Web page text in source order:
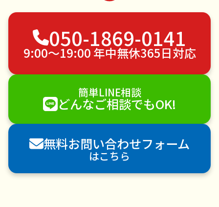
謝罪代行
不用品回収
ゴミ屋敷片付け
植木の剪定
植木の伐採
手すり取り付け
エアコンクリーニング
DIY・日曜大工
ハウスクリーニング
雪かき・雪下ろし
電球交換
襖（ふすま）の張替え
空き家管理
各種代行
害獣駆除
防草シート施工
ナメクジ駆除
害虫駆除
050-1869-0141
9:00〜19:00 年中無休365日対応
簡単LINE相談
どんなご相談でもOK!
無料お問い合わせフォーム
はこちら